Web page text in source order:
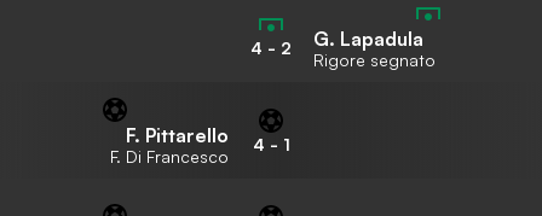
4 - 2 G. Lapadula
Rigore segnato
F. Pittarello
F. Di Francesco
4 - 1